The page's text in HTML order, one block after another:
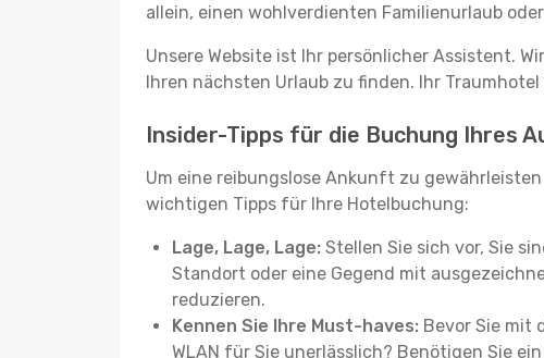
allein, einen wohlverdienten Familienurlaub
Unsere Website ist Ihr persönlicher Assistent.
Ihren nächsten Urlaub zu finden. Ihr
Insider-Tipps für die Buchung Ihres
Um eine reibungslose Ankunft zu
wichtigen Tipps für Ihre Hotelbuchung:
Lage, Lage, Lage: Stellen Sie sich vor, Sie
Standort oder eine Gegend mit
reduzieren.
Kennen Sie Ihre Must-haves: Bevor Sie mit
WLAN für Sie unerlässlich? Benötigen Sie